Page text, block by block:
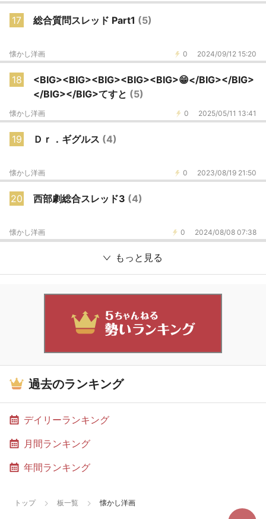
17 総合質問スレッド Part1 (5)
0 2024/09/12 15:20
懐かし洋画
18
<BIG><BIG><BIG><BIG><BIG>😁</BIG></BIG>
</BIG></BIG>てすと (5)
0 2025/05/11 13:41
懐かし洋画
19 Ｄｒ．ギグルス (4)
0 2023/08/19 21:50
懐かし洋画
20 西部劇総合スレッド3 (4)
0 2024/08/08 07:38
懐かし洋画
もっと見る
過去のランキング
デイリーランキング
月間ランキング
年間ランキング
トップ 板一覧 懐かし洋画